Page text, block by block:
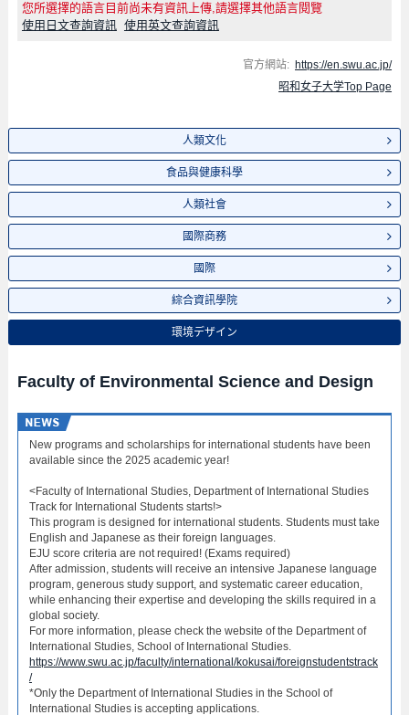
您所選擇的語言目前尚未有資訊上傳,請選擇其他語言閱覽
使用日文查詢資訊 使用英文查詢資訊
官方網站: https://en.swu.ac.jp/
昭和女子大学Top Page
人類文化
食品與健康科學
人類社會
國際商務
國際
綜合資訊學院
環境デザイン
Faculty of Environmental Science and Design
New programs and scholarships for international students have been
available since the 2025 academic year!
<Faculty of International Studies, Department of International Studies
Track for International Students starts!>
This program is designed for international students. Students must take
English and Japanese as their foreign languages.
EJU score criteria are not required! (Exams required)
After admission, students will receive an intensive Japanese language
program, generous study support, and systematic career education,
while enhancing their expertise and developing the skills required in a
global society.
For more information, please check the website of the Department of
International Studies, School of International Studies.
https://www.swu.ac.jp/faculty/international/kokusai/foreignstudentstrack
/
*Only the Department of International Studies in the School of
International Studies is accepting applications.